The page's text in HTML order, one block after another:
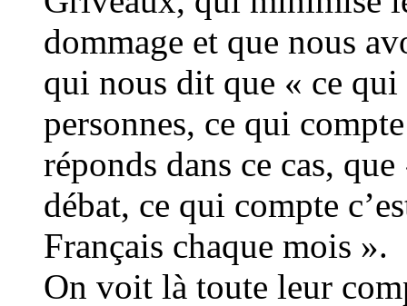
dommage et que nous
qui nous dit que « ce qui
personnes, ce qui
réponds dans ce cas,
débat, ce qui compte
Français chaque mois ».
On voit là toute leur